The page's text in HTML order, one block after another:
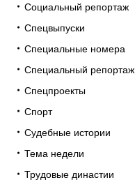
Социальный репортаж
Спецвыпуски
Специальные номера
Специальный репортаж
Спецпроекты
Спорт
Судебные истории
Тема недели
Трудовые династии